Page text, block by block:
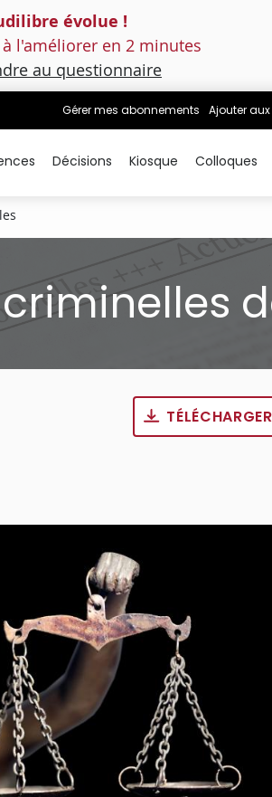
évolue !
l'améliorer en 2 minutes
au questionnaire
Gérer mes abonnements Ajouter
Décisions Kiosque Colloques
criminelles